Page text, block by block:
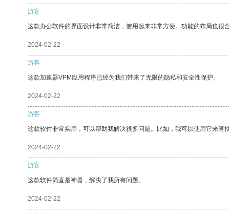
游客
这款办公软件的界面设计非常简洁，使用起来非常方便。功能的布局也很
2024-02-22
游客
这款加速器VPM应用程序已经为我们带来了无限的隐私和安全性保护。
2024-02-22
游客
这款软件非常实用，可以帮助我解决很多问题。比如，我可以使用它来查
2024-02-22
游客
这款软件简直是神器，解决了我所有问题。
2024-02-22